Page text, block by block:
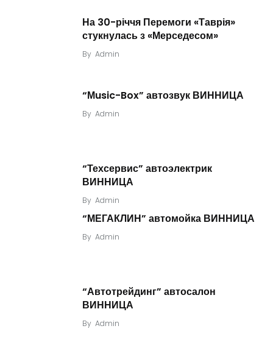
На 30-річчя Перемоги «Таврія»
стукнулась з «Мерседесом»
By Admin
“Мusic-Box” автозвук ВИННИЦА
By Admin
“Техсервис” автоэлектрик
ВИННИЦА
By Admin
“МЕГАКЛИН” автомойка ВИННИЦА
By Admin
“Автотрейдинг” автосалон
ВИННИЦА
By Admin